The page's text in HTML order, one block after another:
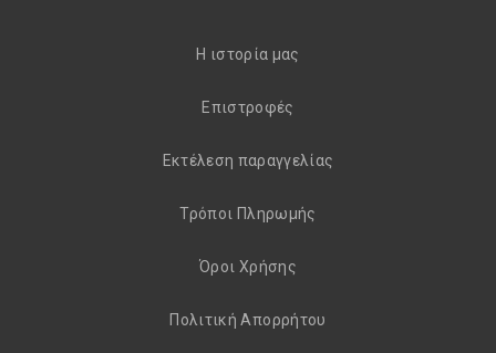
H ιστορία μας
Eπιστροφές
Εκτέλεση παραγγελίας
Τρόποι Πληρωμής
Όροι Χρήσης
Πολιτική Απορρήτου